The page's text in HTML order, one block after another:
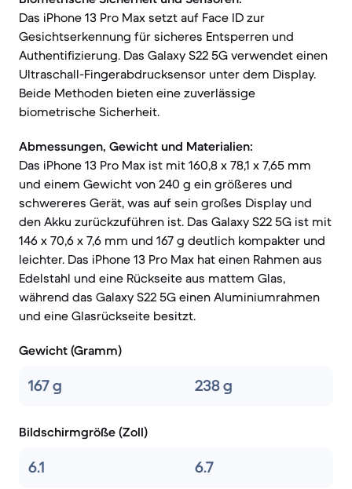
Das iPhone 13 Pro Max setzt auf Face ID zur
Gesichtserkennung für sicheres Entsperren und
Authentifizierung. Das Galaxy S22 5G verwendet einen
Ultraschall-Fingerabdrucksensor unter dem Display.
Beide Methoden bieten eine zuverlässige
biometrische Sicherheit.
Abmessungen, Gewicht und Materialien:
Das iPhone 13 Pro Max ist mit 160,8 x 78,1 x 7,65 mm
und einem Gewicht von 240 g ein größeres und
schwereres Gerät, was auf sein großes Display und
den Akku zurückzuführen ist. Das Galaxy S22 5G ist mit
146 x 70,6 x 7,6 mm und 167 g deutlich kompakter und
leichter. Das iPhone 13 Pro Max hat einen Rahmen aus
Edelstahl und eine Rückseite aus mattem Glas,
während das Galaxy S22 5G einen Aluminiumrahmen
und eine Glasrückseite besitzt.
Gewicht (Gramm)
167 g 238 g
Bildschirmgröße (Zoll)
6.1 6.7